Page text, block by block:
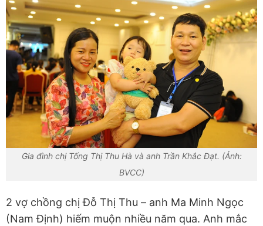
Gia đình chị Tống Thị Thu Hà và anh Trần Khắc Đạt. (Ảnh:
BVCC)
2 vợ chồng chị Đỗ Thị Thu – anh Ma Minh Ngọc
(Nam Định) hiếm muộn nhiều năm qua. Anh mắc